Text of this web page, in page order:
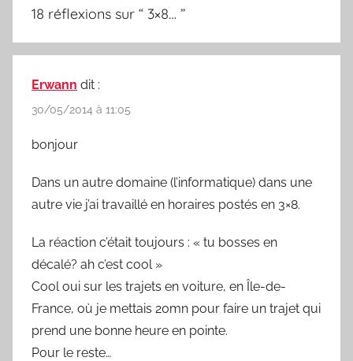
18 réflexions sur “ 3×8… ”
Erwann dit :
30/05/2014 à 11:05
bonjour
Dans un autre domaine (l’informatique) dans une
autre vie j’ai travaillé en horaires postés en 3×8.
La réaction c’était toujours : « tu bosses en
décalé? ah c’est cool »
Cool oui sur les trajets en voiture, en Île-de-
France, où je mettais 20mn pour faire un trajet qui
prend une bonne heure en pointe.
Pour le reste…